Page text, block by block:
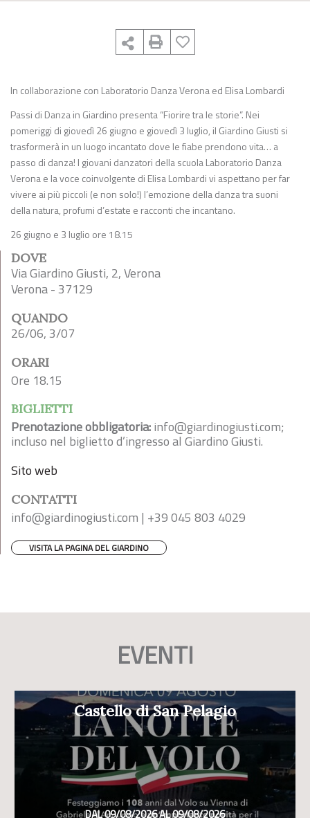
In collaborazione con Laboratorio Danza Verona ed Elisa Lombardi
Passi di Danza in Giardino presenta “Fiorire tra le storie”. Nei
pomeriggi di giovedì 26 giugno e giovedì 3 luglio, il Giardino Giusti si
trasformerà in un luogo incantato dove le fiabe prendono vita… a
passo di danza! I giovani danzatori della scuola Laboratorio Danza
Verona e la voce coinvolgente di Elisa Lombardi vi aspettano per far
vivere ai più piccoli (e non solo!) l’emozione della danza tra suoni
della natura, profumi d’estate e racconti che incantano.
26 giugno e 3 luglio ore 18.15
DOVE
Via Giardino Giusti, 2, Verona
Verona - 37129
QUANDO
26/06, 3/07
ORARI
Ore 18.15
BIGLIETTI
Prenotazione obbligatoria:info@giardinogiusti.com;
incluso nel biglietto d’ingresso al Giardino Giusti.
Sito web
CONTATTI
info@giardinogiusti.com | +39 045 803 4029
VISITA LA PAGINA DEL GIARDINO
EVENTI
Castello di San Pelagio
DAL 09/08/2026 AL 09/08/2026